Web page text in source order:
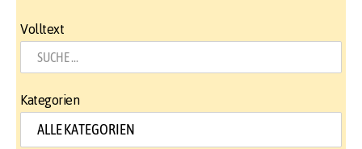
Volltext
Kategorien